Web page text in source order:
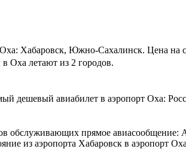
Оха: Хабаровск, Южно-Сахалинск. Цена на
Оха летают из 2 городов.
дешевый авиабилет в аэропорт Оха:
обслуживающих прямое
из аэропорта Хабаровск в аэропорт